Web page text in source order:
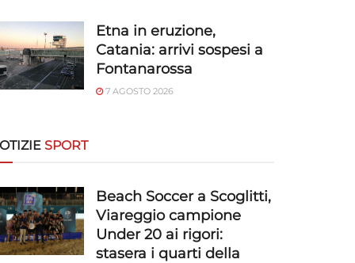
Etna in eruzione,
Catania: arrivi sospesi a
Fontanarossa
7 AGOSTO 2026
SPORT
Beach Soccer a Scoglitti,
Viareggio campione
Under 20 ai rigori:
stasera i quarti della